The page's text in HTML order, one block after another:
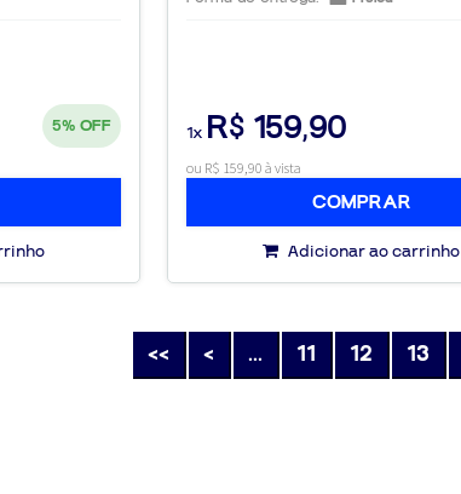
5% OFF 1x R$ 159,90
ou R$ 159,90 à vista
COMPRAR
Adicionar ao carrinho
<< < ... 11 12 13